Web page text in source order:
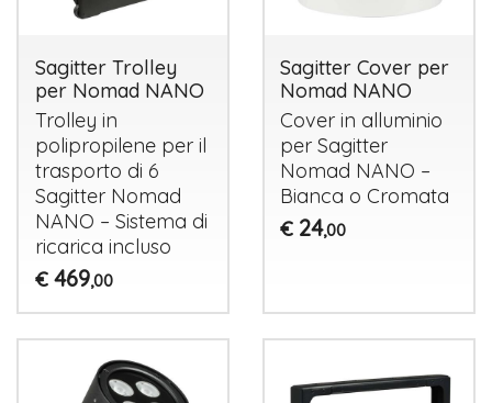
Sagitter Trolley
per Nomad NANO
Trolley in
polipropilene per il
trasporto di 6
Sagitter Nomad
NANO – Sistema di
ricarica incluso
€ 469,00
Sagitter Cover per
Nomad NANO
Cover in alluminio
per Sagitter
Nomad NANO –
Bianca o Cromata
€ 24,00